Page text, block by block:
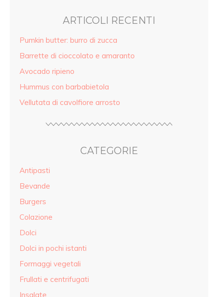
ARTICOLI RECENTI
Pumkin butter: burro di zucca
Barrette di cioccolato e amaranto
Avocado ripieno
Hummus con barbabietola
Vellutata di cavolfiore arrosto
CATEGORIE
Antipasti
Bevande
Burgers
Colazione
Dolci
Dolci in pochi istanti
Formaggi vegetali
Frullati e centrifugati
Insalate